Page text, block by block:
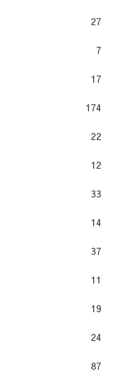
27
7
17
174
22
12
33
14
37
11
19
24
87